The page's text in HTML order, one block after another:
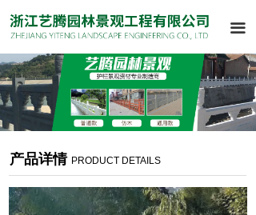
끀
产品详情 PRODUCT DETAILS